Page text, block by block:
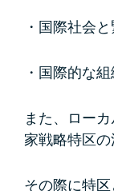
・国際社会
・国際的な
また、ロー
家戦略特区の
その際に特